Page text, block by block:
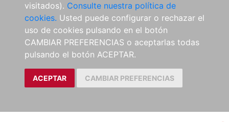
visitados). Consulte nuestra política de
cookies. Usted puede configurar o rechazar el
uso de cookies pulsando en el botón
CAMBIAR PREFERENCIAS o aceptarlas todas
pulsando el botón ACEPTAR.
ACEPTAR CAMBIAR PREFERENCIAS